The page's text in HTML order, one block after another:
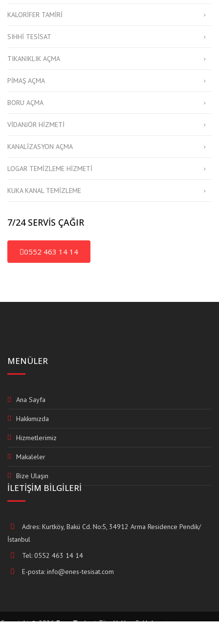
KALORIFER TAMIRI
SIHHI TESISAT
TIKANIKLIK AÇMA
PIMAŞ AÇMA
BORU AÇMA
VIDANJÖR HIZMETI
KANALIZASYON AÇMA
LOGAR TEMIZLEME HIZMETI
KUKA KANAL TEMIZLEME
7/24 SERVİS ÇAĞIR
0552 463 14 14
MENÜLER
Ana Sayfa
Hakkımızda
Hizmetlerimiz
Makaleler
Bize Ulaşın
İLETİŞİM BİLGİLERİ
Adres: Kurtköy, Bakü Cd. No:5, 34912 Arma Residence Pendik/
İstanbul
Tel: 0552 463 14 14
E-posta: info@enes-tesisat.com
Copyright © 2026Enes TesisatTüm Hakları Saklıdır.Tesisatçı,bodrum su